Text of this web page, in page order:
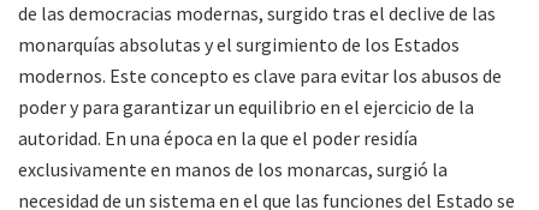
de las democracias modernas, surgido tras el declive de las
monarquías absolutas y el surgimiento de los Estados
modernos. Este concepto es clave para evitar los abusos de
poder y para garantizar un equilibrio en el ejercicio de la
autoridad. En una época en la que el poder residía
exclusivamente en manos de los monarcas, surgió la
necesidad de un sistema en el que las funciones del Estado se